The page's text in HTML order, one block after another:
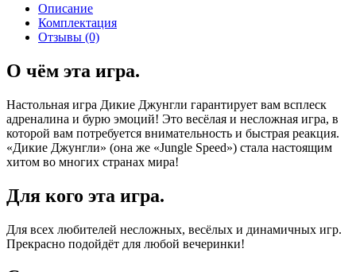
Описание
Комплектация
Отзывы (0)
О чём эта игра.
Настольная игра Дикие Джунгли гарантирует вам всплеск
адреналина и бурю эмоций! Это весёлая и несложная игра, в
которой вам потребуется внимательность и быстрая реакция.
«Дикие Джунгли» (она же «Jungle Speed») стала настоящим
хитом во многих странах мира!
Для кого эта игра.
Для всех любителей несложных, весёлых и динамичных игр.
Прекрасно подойдёт для любой вечеринки!